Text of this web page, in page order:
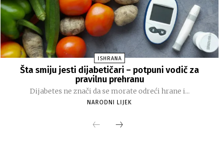
ISHRANA
Šta smiju jesti dijabetičari – potpuni vodič za
pravilnu prehranu
Dijabetes ne znači da se morate odreći hrane i...
NARODNI LIJEK